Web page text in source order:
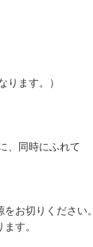
。）
、同時にふれて
お切りください。
す。